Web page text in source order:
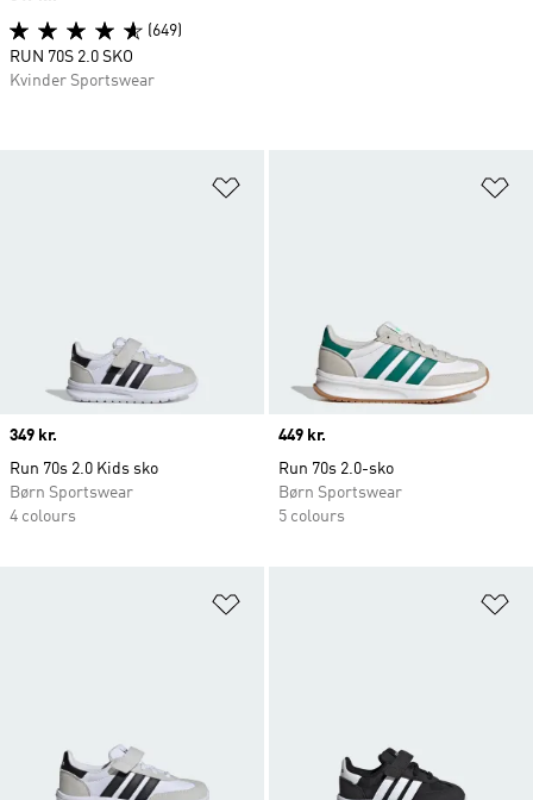
Price
349 kr.
Run 70s 2.0 Kids sko
Børn Sportswear
4 colours
Price
449 kr.
Run 70s 2.0-sko
Børn Sportswear
5 colours
(649)
RUN 70S 2.0 SKO
Kvinder Sportswear